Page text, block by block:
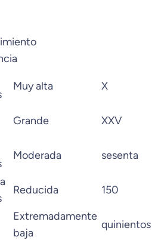
Muy alta
X
Grande
XXV
Moderada
sesenta
Reducida
150
Extremadamente
baja
quinientos